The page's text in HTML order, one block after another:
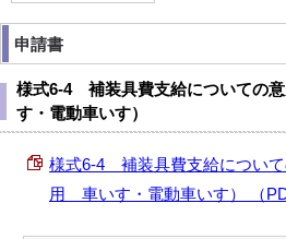
申請書
様式6-4 補装具費支給についての
す・電動車いす）
様式6-4 補装具費支給につい
用 車いす・電動車いす） （